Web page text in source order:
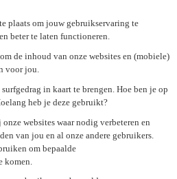
plaats om jouw gebruikservaring te
beter te laten functioneren.
de inhoud van onze websites en (mobiele)
voor jou.
in kaart te brengen. Hoe ben je op
heb je deze gebruikt?
websites waar nodig verbeteren en
van jou en al onze andere gebruikers.
om bepaalde
komen.